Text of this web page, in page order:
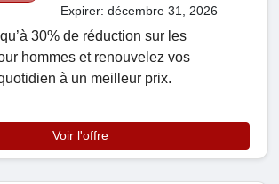
Expirer: décembre 31, 2026
30% de réduction sur les
hommes et renouvelez vos
à un meilleur prix.
Voir l'offre